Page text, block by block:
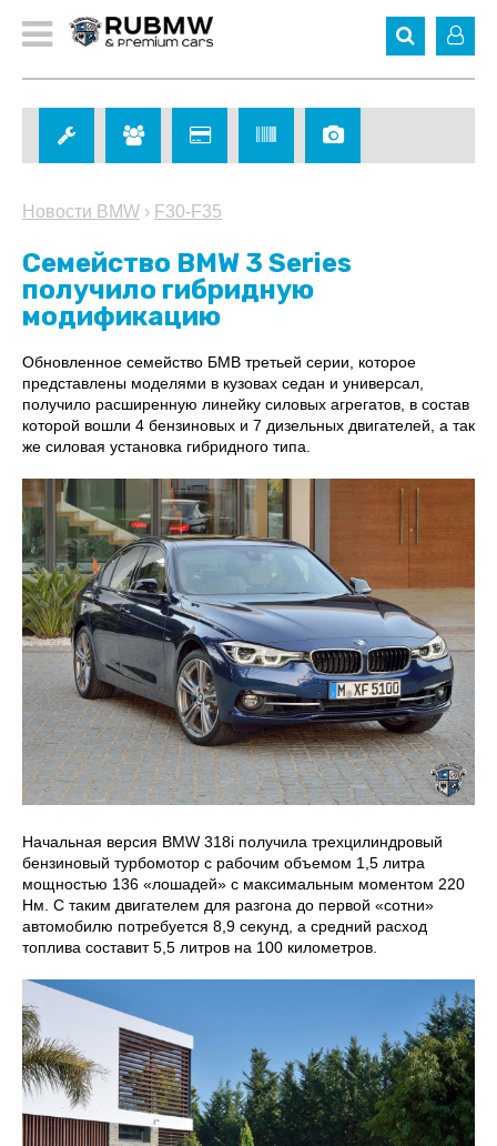
Новости BMW › F30-F35
Семейство BMW 3 Series
получило гибридную
модификацию
Обновленное семейство БМВ третьей серии, которое
представлены моделями в кузовах седан и универсал,
получило расширенную линейку силовых агрегатов, в состав
которой вошли 4 бензиновых и 7 дизельных двигателей, а так
же силовая установка гибридного типа.
Начальная версия BMW 318i получила трехцилиндровый
бензиновый турбомотор с рабочим объемом 1,5 литра
мощностью 136 «лошадей» с максимальным моментом 220
Нм. С таким двигателем для разгона до первой «сотни»
автомобилю потребуется 8,9 секунд, а средний расход
топлива составит 5,5 литров на 100 километров.